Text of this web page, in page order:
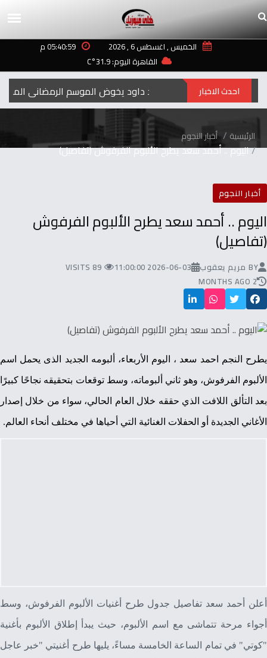
الخميس , اغسطس 6 , 2026
05:40:59 م
القاهرة اليوم: 31.9°C
احمد داود يخوض الموسم الرمضاني المقبل احدث الاخبار
الرئيسية أخبار النجوم
اليوم .. أحمد سعد يطرح الألبوم الفرفوش (تفاصيل)
أخبار النجوم
اليوم .. أحمد سعد يطرح الألبوم الفرفوش
(تفاصيل)
BY مريم يعقوب 2026-06-03 11:00:00
89 VISITS
2 MONTHS AGO
يطرح النجم احمد سعد ، اليوم الأربعاء، ألبومه الجديد الذى يحمل اسم
الألبوم الفرفوش، وهو ثاني ألبوماته، وسط توقعات بتحقيقه نجاحًا كبيرًا
بعد التألق اللافت الذي حققه خلال العام الحالي، سواء من خلال إصدار
الأغاني الجديدة أو الحفلات الغنائية التي أحياها في مختلف أنحاء العالم.
أعلن أحمد سعد تفاصيل جدول طرح أغنيات الألبوم الفرفوش، وسط
أجواء مرحة تتماشى مع اسم الألبوم، حيث يبدأ إطلاق الألبوم بأغنية
"كوتي" في تمام الساعة الخامسة مساءً، يليها طرح أغنيتي "خبر عاجل